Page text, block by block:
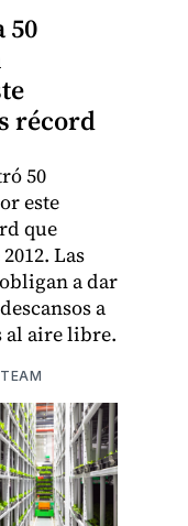
50
récord
50
este
que
Las
a dar
a
al aire libre.